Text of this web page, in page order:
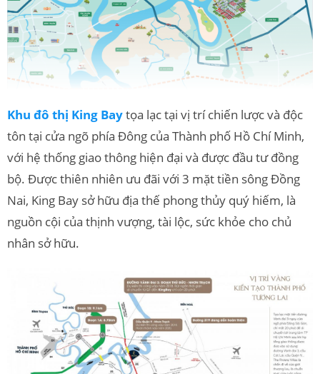
Khu đô thị King Baytọa lạc tại vị trí chiến lược và độc
tôn tại cửa ngõ phía Đông của Thành phố Hồ Chí Minh,
với hệ thống giao thông hiện đại và được đầu tư đồng
bộ. Được thiên nhiên ưu đãi với 3 mặt tiền sông Đồng
Nai, King Bay sở hữu địa thế phong thủy quý hiếm, là
nguồn cội của thịnh vượng, tài lộc, sức khỏe cho chủ
nhân sở hữu.